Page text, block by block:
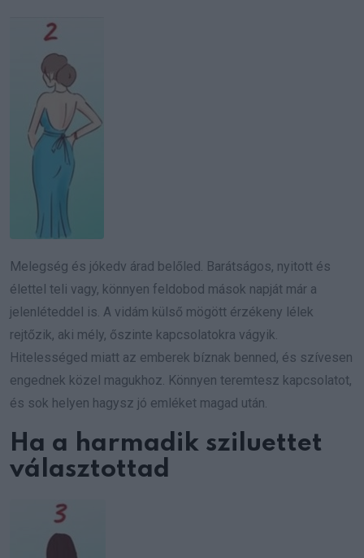
Melegség és jókedv árad belőled. Barátságos, nyitott és
élettel teli vagy, könnyen feldobod mások napját már a
jelenléteddel is. A vidám külső mögött érzékeny lélek
rejtőzik, aki mély, őszinte kapcsolatokra vágyik.
Hitelességed miatt az emberek bíznak benned, és szívesen
engednek közel magukhoz. Könnyen teremtesz kapcsolatot,
és sok helyen hagysz jó emléket magad után.
Ha a harmadik sziluettet
választottad